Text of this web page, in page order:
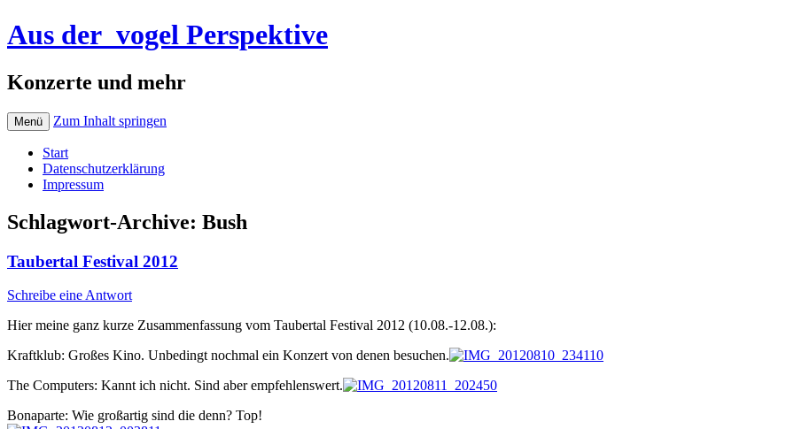
Aus der_vogel Perspektive
Konzerte und mehr
Menü Zum Inhalt springen
Start
Datenschutzerklärung
Impressum
Schlagwort-Archive: Bush
Taubertal Festival 2012
Schreibe eine Antwort
Hier meine ganz kurze Zusammenfassung vom Taubertal Festival 2012 (10.08.-12.08.):
Kraftklub: Großes Kino. Unbedingt nochmal ein Konzert von denen besuchen.
The Computers: Kannt ich nicht. Sind aber empfehlenswert.
Bonaparte: Wie großartig sind die denn? Top!